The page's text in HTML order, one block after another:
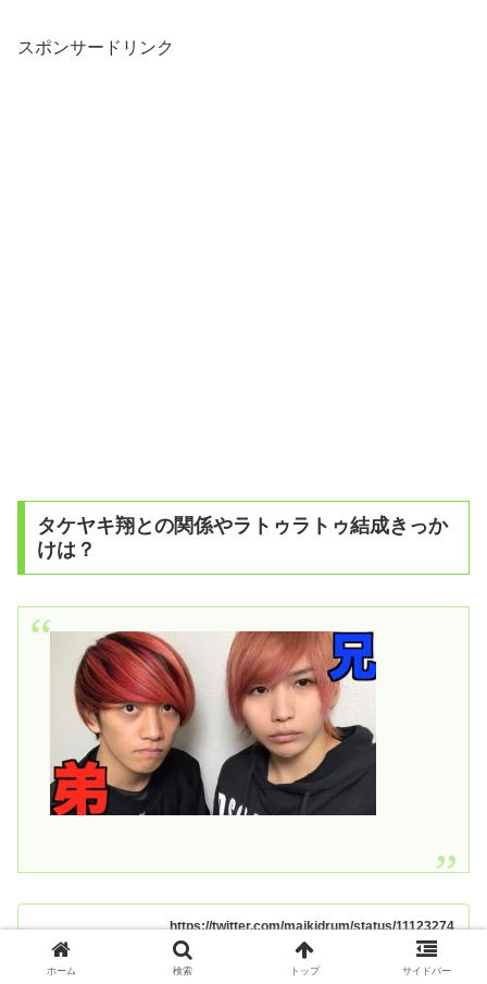
スポンサードリンク
タケヤキ翔との関係やラトゥラトゥ結成きっか
けは？
https://twitter.com/maikidrum/status/11123274
42981511174
ホーム 検索 トップ サイドバー